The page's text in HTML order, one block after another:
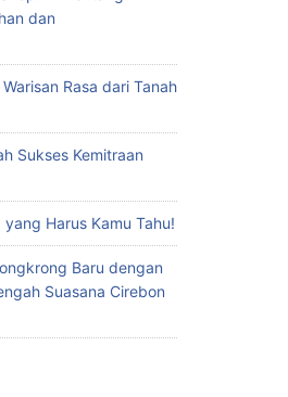
dan
Rasa dari Tanah
Sukses Kemitraan
Harus Kamu Tahu!
Baru dengan
Suasana Cirebon